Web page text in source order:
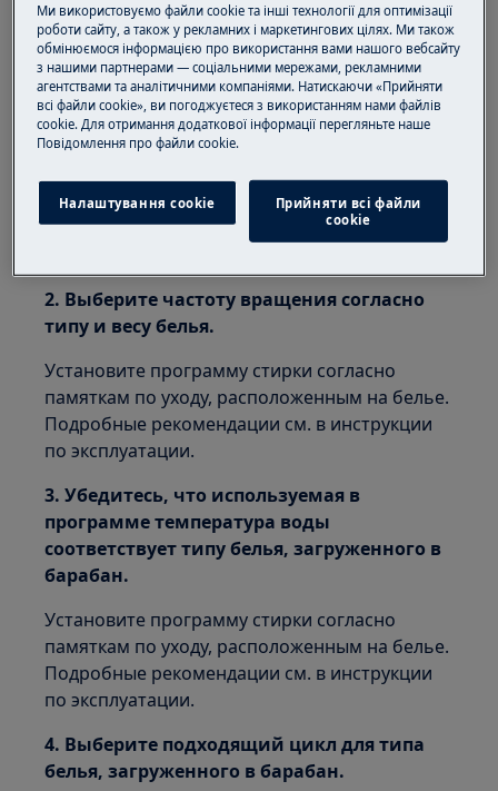
Решение:
1. Убедитесь, что барабан машины не
перегружен бельем.
Инструкции, связанные с допустимой массой
белья и его типом, см. в инструкции по
эксплуатации. Инструкцию по эксплуатации
можно скачать .
2. Выберите частоту вращения согласно
типу и весу белья.
Установите программу стирки согласно
памяткам по уходу, расположенным на белье.
Подробные рекомендации см. в инструкции
по эксплуатации.
3. Убедитесь, что используемая в
программе температура воды
соответствует типу белья, загруженного в
барабан.
Установите программу стирки согласно
памяткам по уходу, расположенным на белье.
Подробные рекомендации см. в инструкции
по эксплуатации.
4. Выберите подходящий цикл для типа
белья, загруженного в барабан.
Ми використовуємо файли cookie та інші технології для оптимізації
роботи сайту, а також у рекламних і маркетингових цілях. Ми також
обмінюємося інформацією про використання вами нашого вебсайту
з нашими партнерами — соціальними мережами, рекламними
агентствами та аналітичними компаніями. Натискаючи «Прийняти
всі файли cookie», ви погоджуєтеся з використанням нами файлів
cookie. Для отримання додаткової інформації перегляньте наше
Пoвідомлення прo файли cookie.
Налаштування cookie
Прийняти всі файли
сookie